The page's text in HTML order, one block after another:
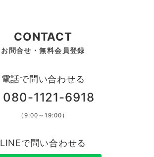
CONTACT
お問合せ・無料会員登録
電話で問い合わせる
080-1121-6918
（9:00～19:00）
LINEで問い合わせる